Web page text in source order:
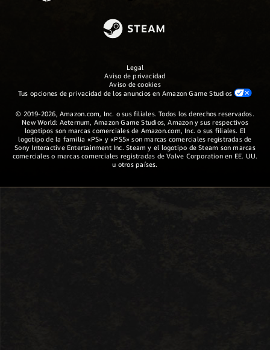
Legal
Aviso de privacidad
Aviso de cookies
Tus opciones de privacidad de los anuncios en Amazon Game Studios
© 2019-2026, Amazon.com, Inc. o sus filiales. Todos los derechos reservados.
New World: Aeternum, Amazon Game Studios, Amazon y sus respectivos
logotipos son marcas comerciales de Amazon.com, Inc. o sus filiales. El
logotipo de la familia «PS» y «PS5» son marcas comerciales registradas de
Sony Interactive Entertainment Inc. Steam y el logotipo de Steam son marcas
comerciales o marcas comerciales registradas de Valve Corporation en EE. UU.
u otros países.